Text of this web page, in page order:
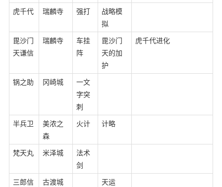
虎千代 瑞麟寺 强打
战略模
拟
毘沙门
天谦信
瑞麟寺
车挂
阵
毘沙门
天的加
护
虎千代进化
锅之助 冈崎城
一文
字突
刺
半兵卫
美浓之
森
火计 计略
梵天丸 米泽城
法术
剑
三郎信
古渡城 天运